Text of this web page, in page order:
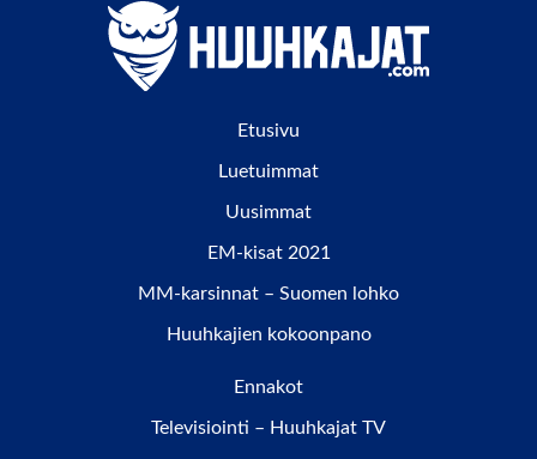
Etusivu
Luetuimmat
Uusimmat
EM-kisat 2021
MM-karsinnat – Suomen lohko
Huuhkajien kokoonpano
Ennakot
Televisiointi – Huuhkajat TV